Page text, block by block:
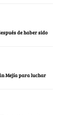
de haber sido
Mejía para luchar